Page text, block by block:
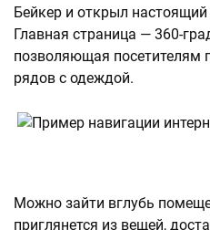
Бейкер и открыл настоящий
Главная страница — 360-
позволяющая посетителям
рядов с одеждой.
Можно зайти вглубь
приглянется из вещей,